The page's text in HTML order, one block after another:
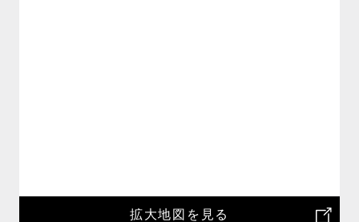
拡大地図を見る